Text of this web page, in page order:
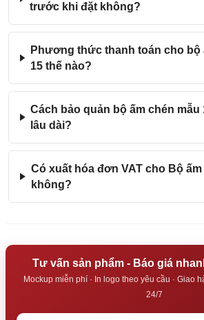
trước khi đặt không?
Phương thức thanh toán cho bộ
15 thế nào?
Cách bảo quản bộ ấm chén mẫu
lâu dài?
Có xuất hóa đơn VAT cho Bộ
không?
Tư vấn sản phẩm - Báo giá
Mockup miễn phí · In logo theo yêu cầu · Giao
24/7